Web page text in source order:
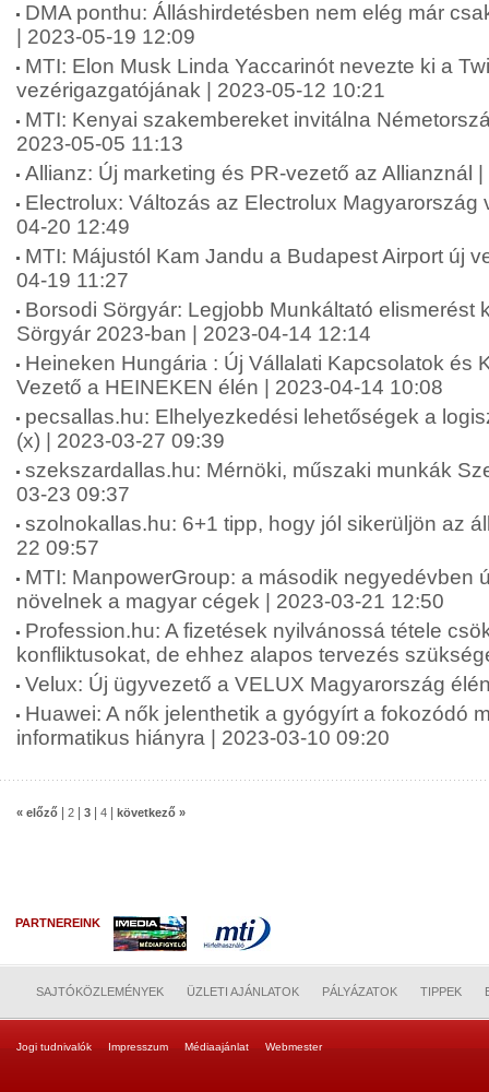
DMA ponthu: Álláshirdetésben nem elég már
| 2023-05-19 12:09
MTI: Elon Musk Linda Yaccarinót nevezte ki a
vezérigazgatójának | 2023-05-12 10:21
MTI: Kenyai szakembereket invitálna
2023-05-05 11:13
Allianz: Új marketing és PR-vezető az Allianznál
Electrolux: Változás az Electrolux Magyarország
04-20 12:49
MTI: Májustól Kam Jandu a Budapest Airport új
04-19 11:27
Borsodi Sörgyár: Legjobb Munkáltató elismerést
Sörgyár 2023-ban | 2023-04-14 12:14
Heineken Hungária : Új Vállalati Kapcsolatok és
Vezető a HEINEKEN élén | 2023-04-14 10:08
pecsallas.hu: Elhelyezkedési lehetőségek a
(x) | 2023-03-27 09:39
szekszardallas.hu: Mérnöki, műszaki munkák
03-23 09:37
szolnokallas.hu: 6+1 tipp, hogy jól sikerüljön az
22 09:57
MTI: ManpowerGroup: a második negyedévben
növelnek a magyar cégek | 2023-03-21 12:50
Profession.hu: A fizetések nyilvánossá tétele
konfliktusokat, de ehhez alapos tervezés
Velux: Új ügyvezető a VELUX Magyarország
Huawei: A nők jelenthetik a gyógyírt a fokozódó
informatikus hiányra | 2023-03-10 09:20
« előző 2 3 4 következő »
PARTNEREINK
SAJTÓKÖZLEMÉNYEK ÜZLETI AJÁNLATOK PÁLYÁZATOK TIPPEK
Jogi tudnivalók Impresszum Médiaajánlat Webmester